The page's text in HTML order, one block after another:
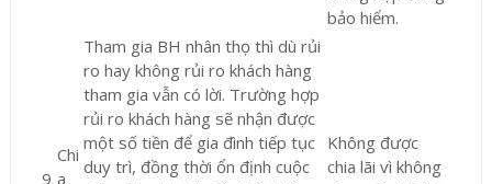
bảo hiểm.
9
Chi
a
Tham gia BH nhân thọ thì dù rủi
ro hay không rủi ro khách hàng
tham gia vẫn có lời. Trường hợp
rủi ro khách hàng sẽ nhận được
một số tiền để gia đình tiếp tục
duy trì, đồng thời ổn định cuộc
Không được
chia lãi vì không